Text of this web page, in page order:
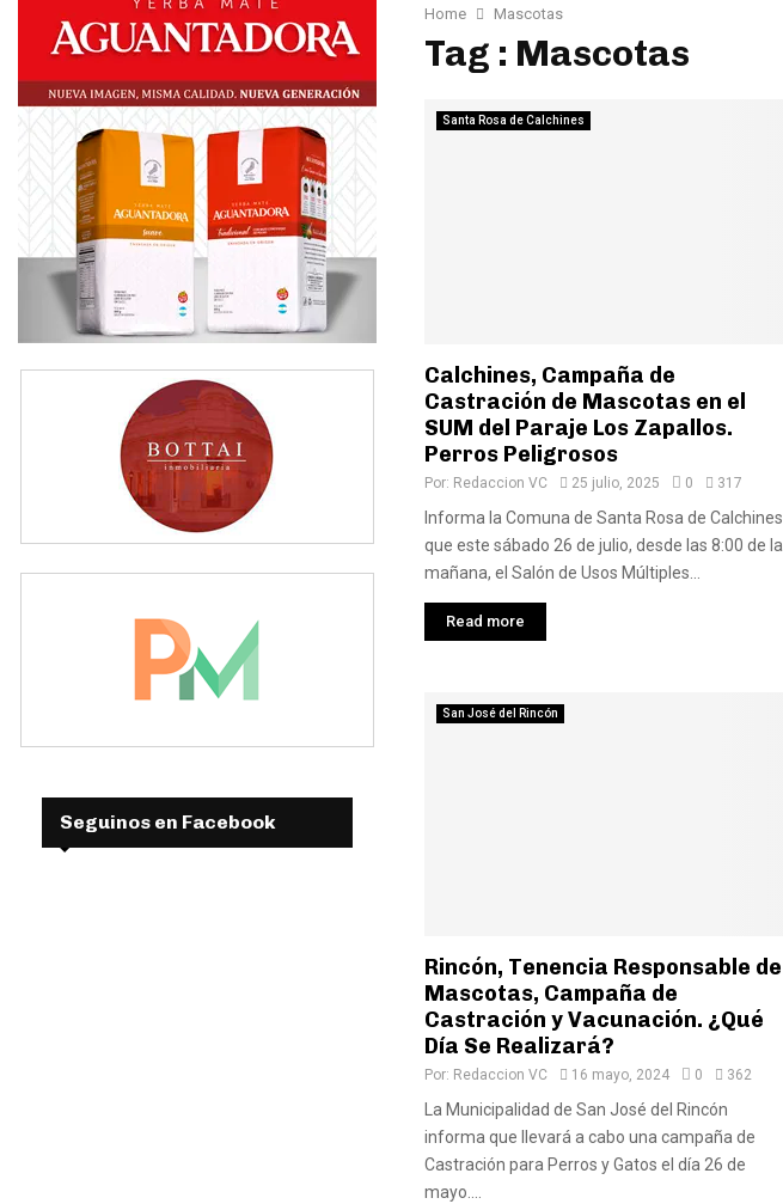
Home Mascotas
Tag : Mascotas
Santa Rosa de Calchines
Calchines, Campaña de
Castración de Mascotas en el
SUM del Paraje Los Zapallos.
Perros Peligrosos
Por: Redaccion VC 25 julio, 2025 0 317
Informa la Comuna de Santa Rosa de Calchines
que este sábado 26 de julio, desde las 8:00 de la
mañana, el Salón de Usos Múltiples...
Read more
San José del Rincón
Rincón, Tenencia Responsable de
Mascotas, Campaña de
Castración y Vacunación. ¿Qué
Día Se Realizará?
Por: Redaccion VC 16 mayo, 2024 0 362
La Municipalidad de San José del Rincón
informa que llevará a cabo una campaña de
Castración para Perros y Gatos el día 26 de
mayo....
Seguinos en Facebook